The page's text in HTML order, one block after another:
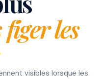
figer les
visibles lorsque les